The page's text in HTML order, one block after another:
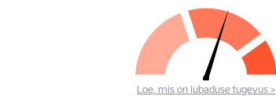
Loe, mis on lubaduse tugevus >